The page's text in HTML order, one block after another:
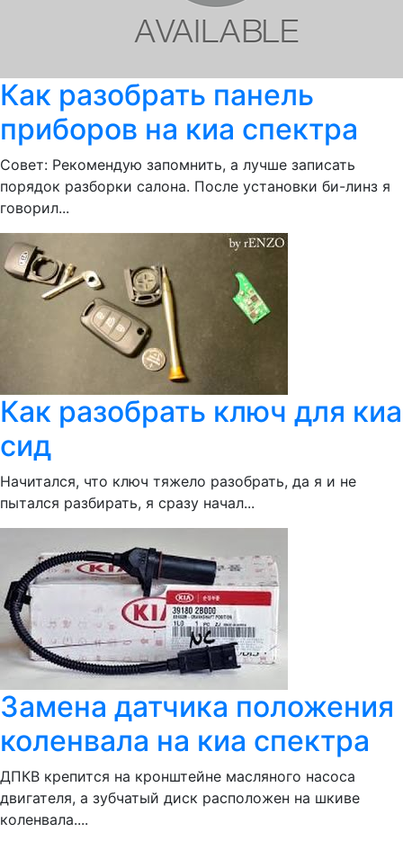
Как разобрать панель
приборов на киа спектра
Совет: Рекомендую запомнить, а лучше записать
порядок разборки салона. После установки би-линз я
говорил...
Как разобрать ключ для киа
сид
Начитался, что ключ тяжело разобрать, да я и не
пытался разбирать, я сразу начал...
Замена датчика положения
коленвала на киа спектра
ДПКВ крепится на кронштейне масляного насоса
двигателя, а зубчатый диск расположен на шкиве
коленвала....